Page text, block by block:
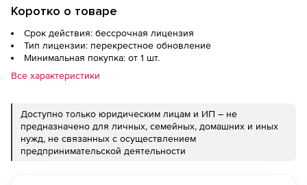
Коротко о товаре
Срок действия: бессрочная лицензия
Тип лицензии: перекрестное обновление
Минимальная покупка: от 1 шт.
Все характеристики
Доступно только юридическим лицам и ИП – не
предназначено для личных, семейных, домашних и иных
нужд, не связанных с осуществлением
предпринимательской деятельности